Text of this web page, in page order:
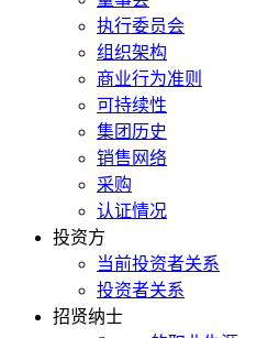
执行委员会
组织架构
商业行为准则
可持续性
集团历史
销售网络
采购
认证情况
投资方
当前投资者关系
投资者关系
招贤纳士